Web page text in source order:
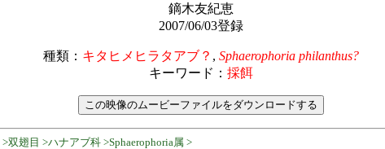
鏑木友紀恵
2007/06/03登録
種類： キタヒメヒラタアブ？ , Sphaerophoria philanthus?
キーワード： 採餌
双翅目 >ハナアブ科 >Sphaerophoria属 >